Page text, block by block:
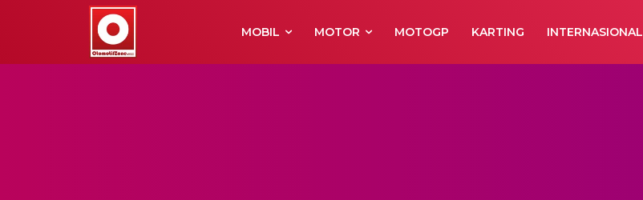
MOBIL MOTOR MOTOGP KARTING INTERNASIONAL